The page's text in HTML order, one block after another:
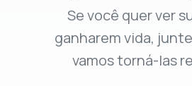
Se você quer ver
ganharem vida,
vamos torná-las